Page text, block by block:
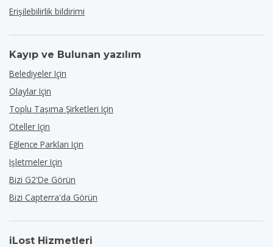
Erişilebilirlik bildirimi
Kayıp ve Bulunan yazılım
Belediyeler Için
Olaylar Için
Toplu Taşıma Şirketleri Için
Oteller Için
Eğlence Parkları Için
Işletmeler Için
Bizi G2'de Görün
Bizi Capterra'da Görün
iLost Hizmetleri